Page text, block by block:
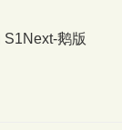
S1Next-鹅版